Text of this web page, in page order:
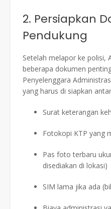
2. Persiapkan
Pendukung
Setelah melapor ke polisi,
beberapa dokumen
Penyelenggara
yang harus di siapkan
Surat keterangan
Fotokopi KTP yang
Pas foto terbaru
disediakan di lokasi)
SIM lama jika ada